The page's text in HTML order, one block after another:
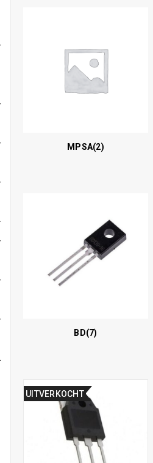
MPSA(2)
BD(7)
UITVERKOCHT